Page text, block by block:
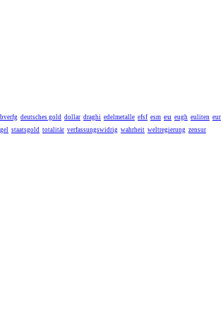
bverfg deutsches gold dollar draghi edelmetalle efsf esm eu eugh euliten eur
staatsgold totalitär verfassungswidrig wahrheit weltregierung zensur